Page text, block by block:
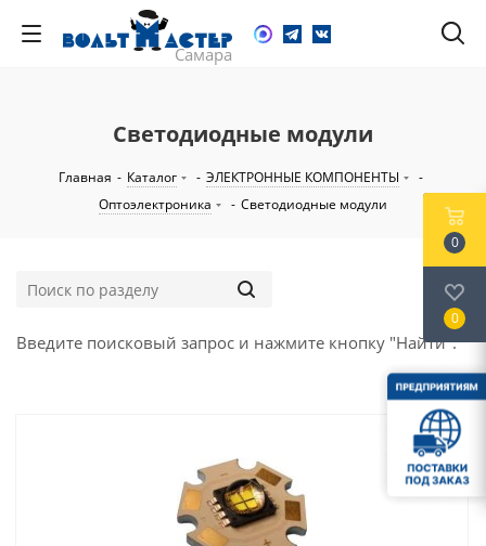
Светодиодные модули
Главная - Каталог - ЭЛЕКТРОННЫЕ КОМПОНЕНТЫ
-
Оптоэлектроника
- Светодиодные модули
Введите поисковый запрос и нажмите кнопку "Найти".
0
0